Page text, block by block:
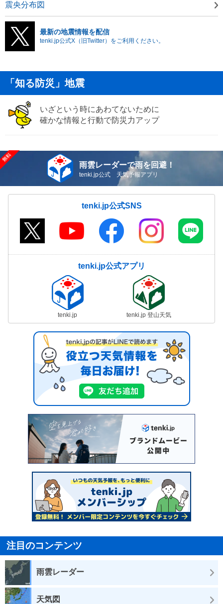
震央分布図
最新の地震情報を配信
tenki.jp公式X（旧Twitter）をご利用ください。
「知る防災」地震
いざという時にあわてないために
確かな情報と行動で防災力アップ
雨雲レーダーで雨を回避！
tenki.jp公式 天気予報アプリ
tenki.jp公式SNS
tenki.jp公式アプリ
tenki.jp tenki.jp 登山天気
注目のコンテンツ
雨雲レーダー
天気図